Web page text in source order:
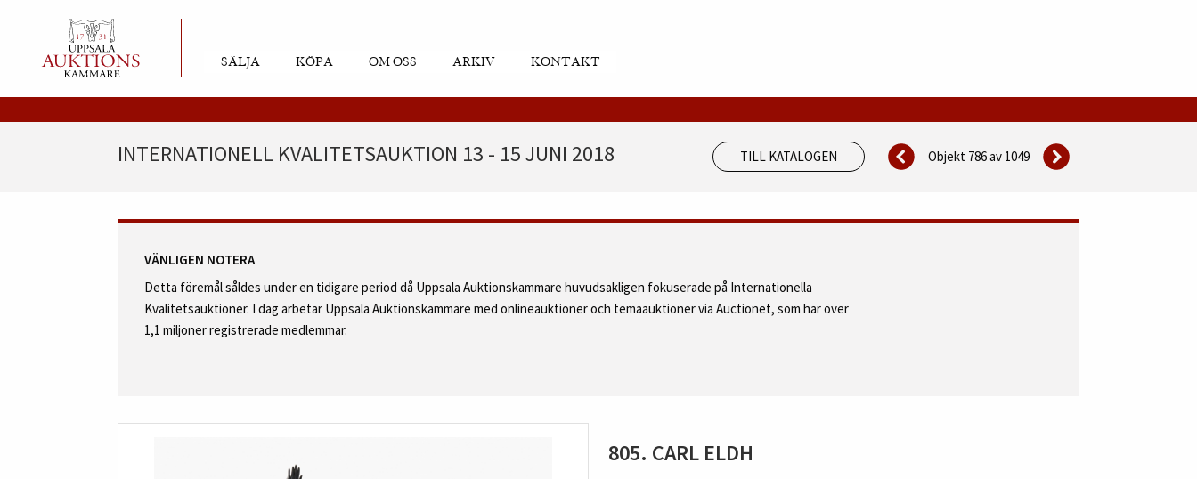
SÄLJA KÖPA OM OSS ARKIV KONTAKT
INTERNATIONELL KVALITETSAUKTION 13 - 15 JUNI 2018 TILL KATALOGEN Objekt 786 av 1049
VÄNLIGEN NOTERA
Detta föremål såldes under en tidigare period då Uppsala Auktionskammare huvudsakligen fokuserade på Internationella
Kvalitetsauktioner. I dag arbetar Uppsala Auktionskammare med onlineauktioner och temaauktioner via Auctionet, som har över
1,1 miljoner registrerade medlemmar.
805. CARL ELDH